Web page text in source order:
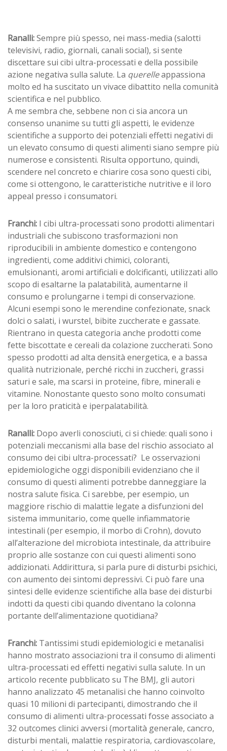
Ranalli:Sempre più spesso, nei mass-media (salotti
televisivi, radio, giornali, canali social), si sente
discettare sui cibi ultra-processati e della possibile
azione negativa sulla salute. La querelleappassiona
molto ed ha suscitato un vivace dibattito nella comunità
scientifica e nel pubblico.
A me sembra che, sebbene non ci sia ancora un
consenso unanime su tutti gli aspetti, le evidenze
scientifiche a supporto dei potenziali effetti negativi di
un elevato consumo di questi alimenti siano sempre più
numerose e consistenti. Risulta opportuno, quindi,
scendere nel concreto e chiarire cosa sono questi cibi,
come si ottengono, le caratteristiche nutritive e il loro
appeal presso i consumatori.
Franchi: I cibi ultra-processati sono prodotti alimentari
industriali che subiscono trasformazioni non
riproducibili in ambiente domestico e contengono
ingredienti, come additivi chimici, coloranti,
emulsionanti, aromi artificiali e dolcificanti, utilizzati allo
scopo di esaltarne la palatabilità, aumentarne il
consumo e prolungarne i tempi di conservazione.
Alcuni esempi sono le merendine confezionate, snack
dolci o salati, i wurstel, bibite zuccherate e gassate.
Rientrano in questa categoria anche prodotti come
fette biscottate e cereali da colazione zuccherati. Sono
spesso prodotti ad alta densità energetica, e a bassa
qualità nutrizionale, perché ricchi in zuccheri, grassi
saturi e sale, ma scarsi in proteine, fibre, minerali e
vitamine. Nonostante questo sono molto consumati
per la loro praticità e iperpalatabilità.
Ranalli: Dopo averli conosciuti, ci si chiede: quali sono i
potenziali meccanismi alla base del rischio associato al
consumo dei cibi ultra-processati? Le osservazioni
epidemiologiche oggi disponibili evidenziano che il
consumo di questi alimenti potrebbe danneggiare la
nostra salute fisica. Ci sarebbe, per esempio, un
maggiore rischio di malattie legate a disfunzioni del
sistema immunitario, come quelle infiammatorie
intestinali (per esempio, il morbo di Crohn), dovuto
all’alterazione del microbiota intestinale, da attribuire
proprio alle sostanze con cui questi alimenti sono
addizionati. Addirittura, si parla pure di disturbi psichici,
con aumento dei sintomi depressivi. Ci può fare una
sintesi delle evidenze scientifiche alla base dei disturbi
indotti da questi cibi quando diventano la colonna
portante dell’alimentazione quotidiana?
Franchi: Tantissimi studi epidemiologici e metanalisi
hanno mostrato associazioni tra il consumo di alimenti
ultra-processati ed effetti negativi sulla salute. In un
articolo recente pubblicato su The BMJ, gli autori
hanno analizzato 45 metanalisi che hanno coinvolto
quasi 10 milioni di partecipanti, dimostrando che il
consumo di alimenti ultra-processati fosse associato a
32 outcomes clinici avversi (mortalità generale, cancro,
disturbi mentali, malattie respiratoria, cardiovascolare,